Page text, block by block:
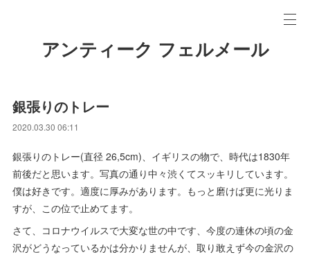
アンティーク フェルメール
銀張りのトレー
2020.03.30 06:11
銀張りのトレー(直径 26,5cm)、イギリスの物で、時代は1830年
前後だと思います。写真の通り中々渋くてスッキリしています。
僕は好きです。適度に厚みがあります。もっと磨けば更に光りま
すが、この位で止めてます。
さて、コロナウイルスで大変な世の中です、今度の連休の頃の金
沢がどうなっているかは分かりませんが、取り敢えず今の金沢の